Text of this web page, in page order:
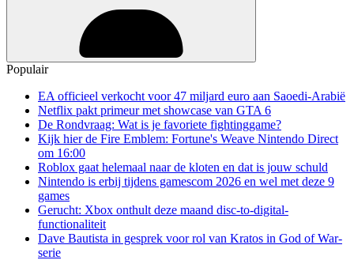
Populair
EA officieel verkocht voor 47 miljard euro aan Saoedi-Arabië
Netflix pakt primeur met showcase van GTA 6
De Rondvraag: Wat is je favoriete fightinggame?
Kijk hier de Fire Emblem: Fortune's Weave Nintendo Direct
om 16:00
Roblox gaat helemaal naar de kloten en dat is jouw schuld
Nintendo is erbij tijdens gamescom 2026 en wel met deze 9
games
Gerucht: Xbox onthult deze maand disc-to-digital-
functionaliteit
Dave Bautista in gesprek voor rol van Kratos in God of War-
serie